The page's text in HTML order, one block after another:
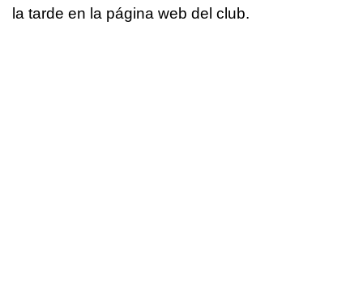
la tarde en la página web del club.